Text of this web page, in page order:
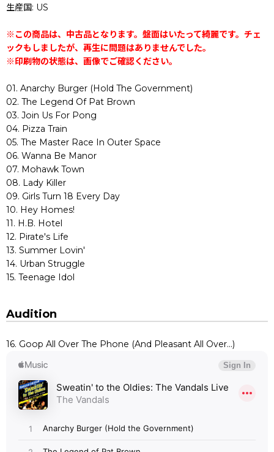
生産国: US
※この商品は、中古品となります。盤面はいたって綺麗です。チェ
ックもしましたが、再生に問題はありませんでした。
※印刷物の状態は、画像でご確認ください。
01. Anarchy Burger (Hold The Government)
02. The Legend Of Pat Brown
03. Join Us For Pong
04. Pizza Train
05. The Master Race In Outer Space
06. Wanna Be Manor
07. Mohawk Town
08. Lady Killer
09. Girls Turn 18 Every Day
10. Hey Homes!
11. H.B. Hotel
12. Pirate's Life
13. Summer Lovin'
14. Urban Struggle
15. Teenage Idol
Audition
16. Goop All Over The Phone (And Pleasant All Over...)